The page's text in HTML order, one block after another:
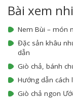
Bài xem
Nem Bùi – món
Đặc sản khâu
dẫn
Giò chả, bánh
Hướng dẫn
Giò chả ngon